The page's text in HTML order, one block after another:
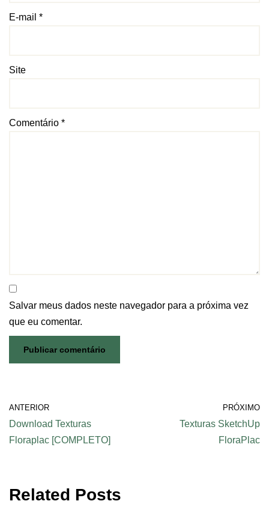
E-mail *
Site
Comentário *
Salvar meus dados neste navegador para a próxima vez
que eu comentar.
ANTERIOR
Download Texturas
Floraplac [COMPLETO]
PRÓXIMO
Texturas SketchUp
FloraPlac
Related Posts